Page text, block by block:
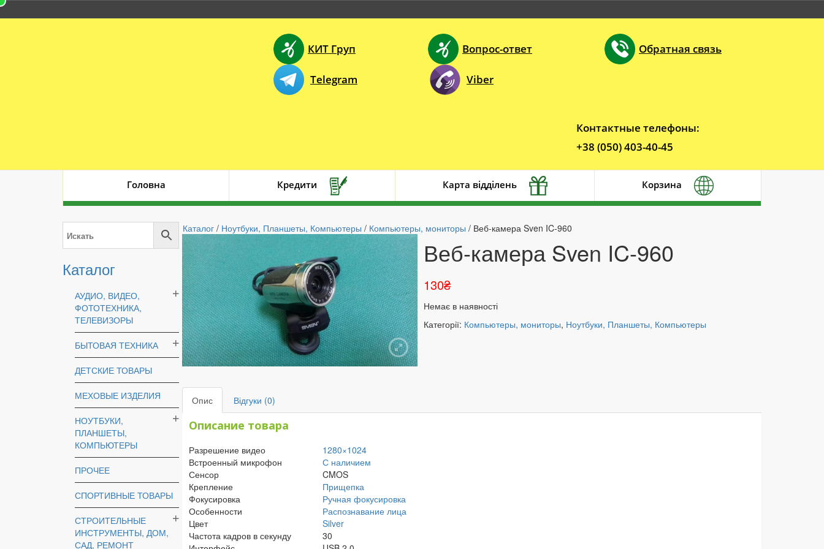
КИТ Груп Вопрос-ответ Обратная связь
Telegram Viber
Контактные телефоны:
+38 (050) 403-40-45
Головна Кредити Карта відділень Корзина
Каталог
АУДИО, ВИДЕО,
ФОТОТЕХНИКА,
ТЕЛЕВИЗОРЫ
БЫТОВАЯ ТЕХНИКА
ДЕТСКИЕ ТОВАРЫ
МЕХОВЫЕ ИЗДЕЛИЯ
НОУТБУКИ,
ПЛАНШЕТЫ,
КОМПЬЮТЕРЫ
ПРОЧЕЕ
СПОРТИВНЫЕ ТОВАРЫ
СТРОИТЕЛЬНЫЕ
ИНСТРУМЕНТЫ, ДОМ,
САД, РЕМОНТ
Каталог / Ноутбуки, Планшеты, Компьютеры / Компьютеры, мониторы / Веб-камера Sven IC-960
Веб-камера Sven IC-960
130₴
Немає в наявності
Категорії: Компьютеры, мониторы, Ноутбуки, Планшеты, Компьютеры
Опис Відгуки (0)
Описание товара
Разрешение видео
1280×1024
Встроенный микрофон
С наличием
Сенсор
CMOS
Крепление
Прищепка
Фокусировка
Ручная фокусировка
Особенности
Распознавание лица
Цвет
Silver
Частота кадров в секунду
30